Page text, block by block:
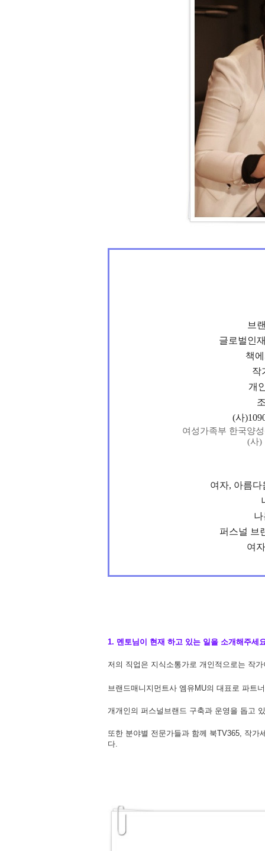
브
글로벌인
책
작
개
(사
여성가족부 한국양
(사)
여자, 아름
퍼스널 브
여
1. 멘토님이 현재 하고 있는 일을 소개해주세
저의 직업은 지식소통가로 개인적으로는 작
브랜드매니지먼트사 엠유MU의 대표로 파트
개개인의 퍼스널브랜드 구축과 운영을 돕고
또한 분야별 전문가들과 함께 북TV365, 작
다.